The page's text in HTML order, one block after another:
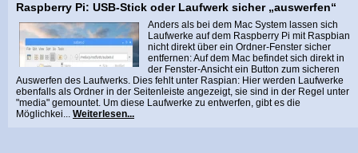
Raspberry Pi: USB-Stick oder Laufwerk sicher „auswerfen“
Anders als bei dem Mac System lassen sich
Laufwerke auf dem Raspberry Pi mit Raspbian
nicht direkt über ein Ordner-Fenster sicher
entfernen: Auf dem Mac befindet sich direkt in
der Fenster-Ansicht ein Button zum sicheren
Auswerfen des Laufwerks. Dies fehlt unter Raspian: Hier werden Laufwerke
ebenfalls als Ordner in der Seitenleiste angezeigt, sie sind in der Regel unter
"media" gemountet. Um diese Laufwerke zu entwerfen, gibt es die
Möglichkei... Weiterlesen...